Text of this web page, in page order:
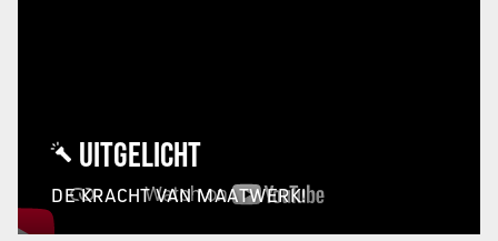
UITGELICHT
DE KRACHT VAN MAATWERK!